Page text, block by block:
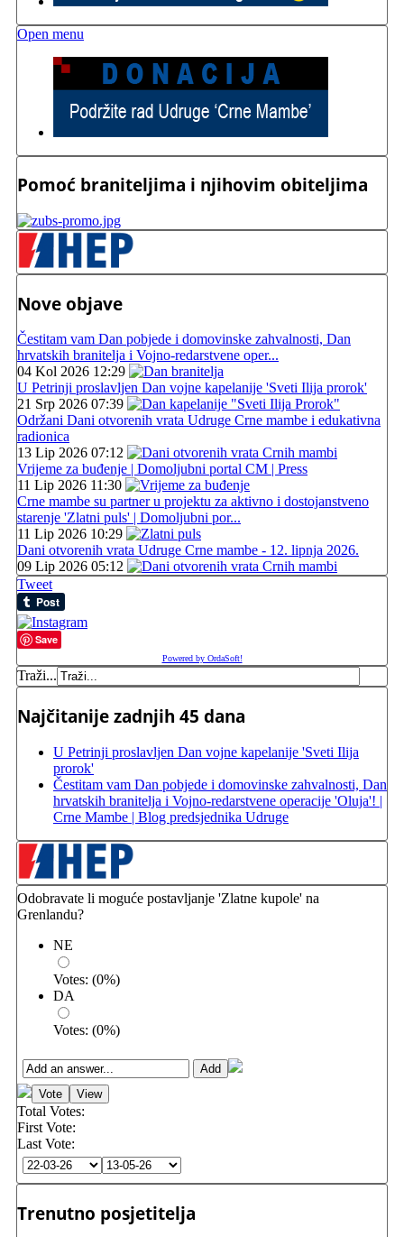
Open menu
Pomoć braniteljima i njihovim obiteljima
Nove objave
Čestitam vam Dan pobjede i domovinske zahvalnosti, Dan
hrvatskih branitelja i Vojno-redarstvene oper...
04 Kol 2026 12:29
U Petrinji proslavljen Dan vojne kapelanije 'Sveti Ilija prorok'
21 Srp 2026 07:39
Održani Dani otvorenih vrata Udruge Crne mambe i edukativna
radionica
13 Lip 2026 07:12
Vrijeme za buđenje | Domoljubni portal CM | Press
11 Lip 2026 11:30
Crne mambe su partner u projektu za aktivno i dostojanstveno
starenje 'Zlatni puls' | Domoljubni por...
11 Lip 2026 10:29
Dani otvorenih vrata Udruge Crne mambe - 12. lipnja 2026.
09 Lip 2026 05:12
Tweet
Save
Powered by OrdaSoft!
Traži...
Najčitanije zadnjih 45 dana
U Petrinji proslavljen Dan vojne kapelanije 'Sveti Ilija
prorok'
Čestitam vam Dan pobjede i domovinske zahvalnosti, Dan
hrvatskih branitelja i Vojno-redarstvene operacije 'Oluja'! |
Crne Mambe | Blog predsjednika Udruge
Odobravate li moguće postavljanje 'Zlatne kupole' na
Grenlandu?
NE
Votes: (0%)
DA
Votes: (0%)
Total Votes:
First Vote:
Last Vote:
Trenutno posjetitelja